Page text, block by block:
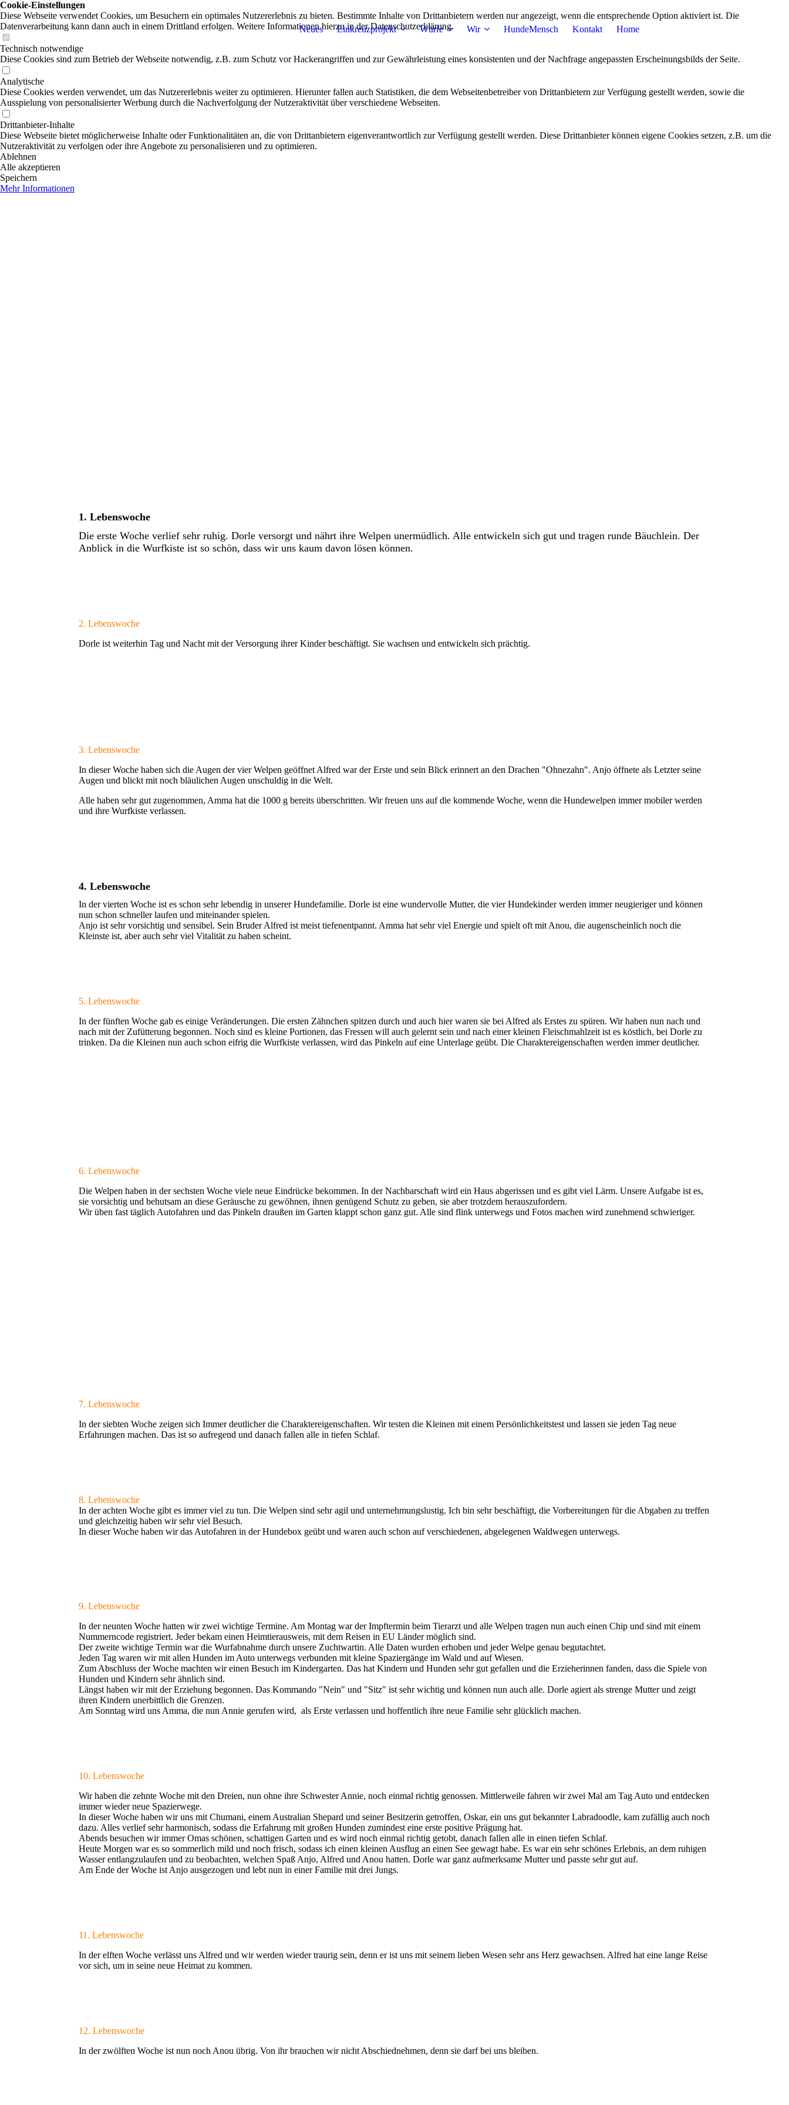
Neues Einkreuzprojekt Würfe Wir HundeMensch Kontakt Home
1. Lebenswoche
Die erste Woche verlief sehr ruhig. Dorle versorgt und nährt ihre Welpen unermüdlich. Alle entwickeln sich gut und tragen runde Bäuchlein. Der
Anblick in die Wurfkiste ist so schön, dass wir uns kaum davon lösen können.
2. Lebenswoche
Dorle ist weiterhin Tag und Nacht mit der Versorgung ihrer Kinder beschäftigt. Sie wachsen und entwickeln sich prächtig.
3. Lebenswoche
In dieser Woche haben sich die Augen der vier Welpen geöffnet Alfred war der Erste und sein Blick erinnert an den Drachen "Ohnezahn". Anjo öffnete als Letzter seine
Augen und blickt mit noch bläulichen Augen unschuldig in die Welt.
Alle haben sehr gut zugenommen, Amma hat die 1000 g bereits überschritten. Wir freuen uns auf die kommende Woche, wenn die Hundewelpen immer mobiler werden
und ihre Wurfkiste verlassen.
4. Lebenswoche
In der vierten Woche ist es schon sehr lebendig in unserer Hundefamilie. Dorle ist eine wundervolle Mutter, die vier Hundekinder werden immer neugieriger und können
nun schon schneller laufen und miteinander spielen.
Anjo ist sehr vorsichtig und sensibel. Sein Bruder Alfred ist meist tiefenentpannt. Amma hat sehr viel Energie und spielt oft mit Anou, die augenscheinlich noch die
Kleinste ist, aber auch sehr viel Vitalität zu haben scheint.
5. Lebenswoche
In der fünften Woche gab es einige Veränderungen. Die ersten Zähnchen spitzen durch und auch hier waren sie bei Alfred als Erstes zu spüren. Wir haben nun nach und
nach mit der Zufütterung begonnen. Noch sind es kleine Portionen, das Fressen will auch gelernt sein und nach einer kleinen Fleischmahlzeit ist es köstlich, bei Dorle zu
trinken. Da die Kleinen nun auch schon eifrig die Wurfkiste verlassen, wird das Pinkeln auf eine Unterlage geübt. Die Charaktereigenschaften werden immer deutlicher.
6. Lebenswoche
Die Welpen haben in der sechsten Woche viele neue Eindrücke bekommen. In der Nachbarschaft wird ein Haus abgerissen und es gibt viel Lärm. Unsere Aufgabe ist es,
sie vorsichtig und behutsam an diese Geräusche zu gewöhnen, ihnen genügend Schutz zu geben, sie aber trotzdem herauszufordern.
Wir üben fast täglich Autofahren und das Pinkeln draußen im Garten klappt schon ganz gut. Alle sind flink unterwegs und Fotos machen wird zunehmend schwieriger.
7. Lebenswoche
In der siebten Woche zeigen sich Immer deutlicher die Charaktereigenschaften. Wir testen die Kleinen mit einem Persönlichkeitstest und lassen sie jeden Tag neue
Erfahrungen machen. Das ist so aufregend und danach fallen alle in tiefen Schlaf.
8. Lebenswoche
In der achten Woche gibt es immer viel zu tun. Die Welpen sind sehr agil und unternehmungslustig. Ich bin sehr beschäftigt, die Vorbereitungen für die Abgaben zu treffen
und gleichzeitig haben wir sehr viel Besuch.
In dieser Woche haben wir das Autofahren in der Hundebox geübt und waren auch schon auf verschiedenen, abgelegenen Waldwegen unterwegs.
9. Lebenswoche
In der neunten Woche hatten wir zwei wichtige Termine. Am Montag war der Impftermin beim Tierarzt und alle Welpen tragen nun auch einen Chip und sind mit einem
Nummerncode registriert. Jeder bekam einen Heimtierausweis, mit dem Reisen in EU Länder möglich sind.
Der zweite wichtige Termin war die Wurfabnahme durch unsere Zuchtwartin. Alle Daten wurden erhoben und jeder Welpe genau begutachtet.
Jeden Tag waren wir mit allen Hunden im Auto unterwegs verbunden mit kleine Spaziergänge im Wald und auf Wiesen.
Zum Abschluss der Woche machten wir einen Besuch im Kindergarten. Das hat Kindern und Hunden sehr gut gefallen und die Erzieherinnen fanden, dass die Spiele von
Hunden und Kindern sehr ähnlich sind.
Längst haben wir mit der Erziehung begonnen. Das Kommando "Nein" und "Sitz" ist sehr wichtig und können nun auch alle. Dorle agiert als strenge Mutter und zeigt
ihren Kindern unerbittlich die Grenzen.
Am Sonntag wird uns Amma, die nun Annie gerufen wird, als Erste verlassen und hoffentlich ihre neue Familie sehr glücklich machen.
10. Lebenswoche
Wir haben die zehnte Woche mit den Dreien, nun ohne ihre Schwester Annie, noch einmal richtig genossen. Mittlerweile fahren wir zwei Mal am Tag Auto und entdecken
immer wieder neue Spazierwege.
In dieser Woche haben wir uns mit Chumani, einem Australian Shepard und seiner Besitzerin getroffen, Oskar, ein uns gut bekannter Labradoodle, kam zufällig auch noch
dazu. Alles verlief sehr harmonisch, sodass die Erfahrung mit großen Hunden zumindest eine erste positive Prägung hat.
Abends besuchen wir immer Omas schönen, schattigen Garten und es wird noch einmal richtig getobt, danach fallen alle in einen tiefen Schlaf.
Heute Morgen war es so sommerlich mild und noch frisch, sodass ich einen kleinen Ausflug an einen See gewagt habe. Es war ein sehr schönes Erlebnis, an dem ruhigen
Wasser entlangzulaufen und zu beobachten, welchen Spaß Anjo, Alfred und Anou hatten. Dorle war ganz aufmerksame Mutter und passte sehr gut auf.
Am Ende der Woche ist Anjo ausgezogen und lebt nun in einer Familie mit drei Jungs.
11. Lebenswoche
In der elften Woche verlässt uns Alfred und wir werden wieder traurig sein, denn er ist uns mit seinem lieben Wesen sehr ans Herz gewachsen. Alfred hat eine lange Reise
vor sich, um in seine neue Heimat zu kommen.
12. Lebenswoche
In der zwölften Woche ist nun noch Anou übrig. Von ihr brauchen wir nicht Abschiednehmen, denn sie darf bei uns bleiben.
Cookie-Einstellungen
Diese Webseite verwendet Cookies, um Besuchern ein optimales Nutzererlebnis zu bieten. Bestimmte Inhalte von Drittanbietern werden nur angezeigt, wenn die entsprechende Option aktiviert ist. Die
Datenverarbeitung kann dann auch in einem Drittland erfolgen. Weitere Informationen hierzu in der Datenschutzerklärung.
Technisch notwendige
Diese Cookies sind zum Betrieb der Webseite notwendig, z.B. zum Schutz vor Hackerangriffen und zur Gewährleistung eines konsistenten und der Nachfrage angepassten Erscheinungsbilds der Seite.
Analytische
Diese Cookies werden verwendet, um das Nutzererlebnis weiter zu optimieren. Hierunter fallen auch Statistiken, die dem Webseitenbetreiber von Drittanbietern zur Verfügung gestellt werden, sowie die
Ausspielung von personalisierter Werbung durch die Nachverfolgung der Nutzeraktivität über verschiedene Webseiten.
Drittanbieter-Inhalte
Diese Webseite bietet möglicherweise Inhalte oder Funktionalitäten an, die von Drittanbietern eigenverantwortlich zur Verfügung gestellt werden. Diese Drittanbieter können eigene Cookies setzen, z.B. um die
Nutzeraktivität zu verfolgen oder ihre Angebote zu personalisieren und zu optimieren.
Ablehnen
Alle akzeptieren
Speichern
Mehr Informationen